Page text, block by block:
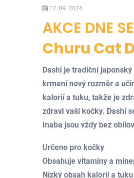
12. 09. 2024
AKCE DNE
Churu Cat
Dashi je tradiční
krmení nový rozměr a
kalorií a tuku, takže je
zdraví vaší kočky. Dashi
Inaba jsou vždy bez
Určeno pro kočky
Obsahuje vitaminy a
Nízký obsah kalorií a tuku